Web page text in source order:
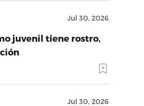
Jul 30, 2026
juvenil tiene rostro,
Jul 30, 2026